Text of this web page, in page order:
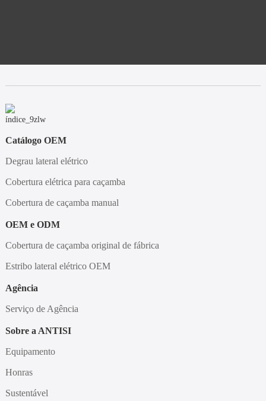
Catálogo OEM
Degrau lateral elétrico
Cobertura elétrica para caçamba
Cobertura de caçamba manual
OEM e ODM
Cobertura de caçamba original de fábrica
Estribo lateral elétrico OEM
Agência
Serviço de Agência
Sobre a ANTISI
Equipamento
Honras
Sustentável